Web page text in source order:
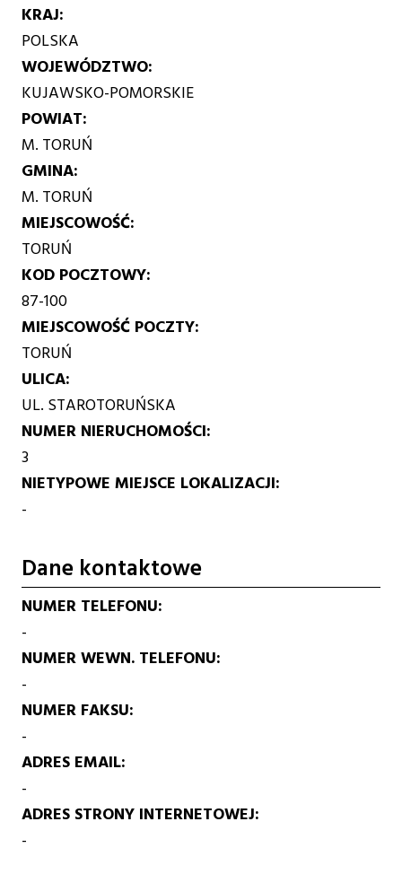
KRAJ
POLSKA
WOJEWÓDZTWO
KUJAWSKO-POMORSKIE
POWIAT
M. TORUŃ
GMINA
M. TORUŃ
MIEJSCOWOŚĆ
TORUŃ
KOD POCZTOWY
87-100
MIEJSCOWOŚĆ POCZTY
TORUŃ
ULICA
UL. STAROTORUŃSKA
NUMER NIERUCHOMOŚCI
3
NIETYPOWE MIEJSCE LOKALIZACJI
-
Dane kontaktowe
NUMER TELEFONU
-
NUMER WEWN. TELEFONU
-
NUMER FAKSU
-
ADRES EMAIL
-
ADRES STRONY INTERNETOWEJ
-